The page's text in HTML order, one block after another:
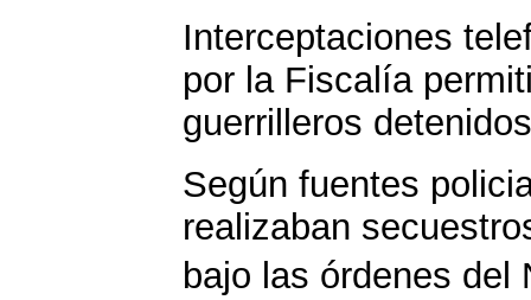
Interceptaciones
por la Fiscalía
guerrilleros
Según fuentes
realizaban
bajo las órdenes del